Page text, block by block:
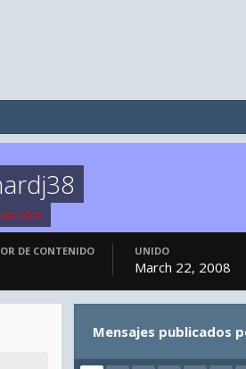
DE CONTENIDO UNIDO
March 22, 2008
Mensajes publicados